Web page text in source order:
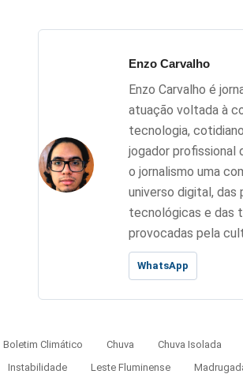
Enzo Carvalho
Enzo Carvalho é
atuação voltada à
tecnologia,
jogador profissional
o jornalismo uma
universo digital, das
tecnológicas e das
provocadas pela
WhatsApp
Boletim Climático Chuva Chuva Isolada
Instabilidade Leste Fluminense